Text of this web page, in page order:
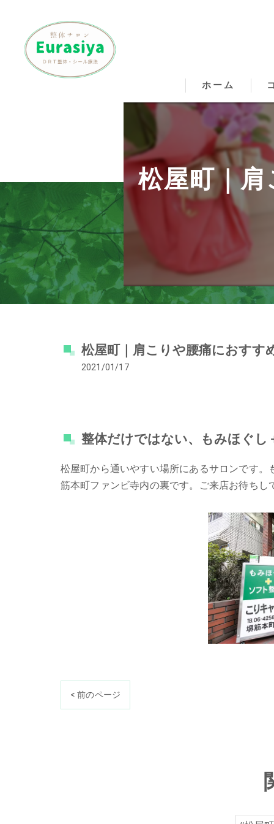
ホーム
松
松屋町｜
松屋町｜肩こりや腰痛におすす
2021/01/17
整体だけではない、もみほぐし
松屋町から通いやすい場所にあるサロンです
筋本町ファンビ寺内の裏です。ご来店お待ちし
< 前のページ